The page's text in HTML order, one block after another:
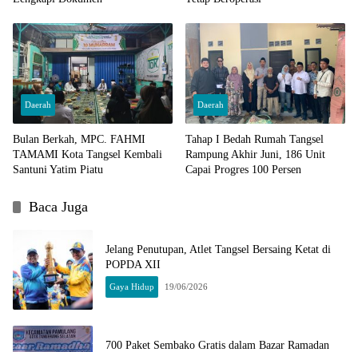
Daerah
Bulan Berkah, MPC. FAHMI
TAMAMI Kota Tangsel Kembali
Santuni Yatim Piatu
Daerah
Tahap I Bedah Rumah Tangsel
Rampung Akhir Juni, 186 Unit
Capai Progres 100 Persen
Baca Juga
Jelang Penutupan, Atlet Tangsel Bersaing Ketat di
POPDA XII
Gaya Hidup 19/06/2026
700 Paket Sembako Gratis dalam Bazar Ramadan